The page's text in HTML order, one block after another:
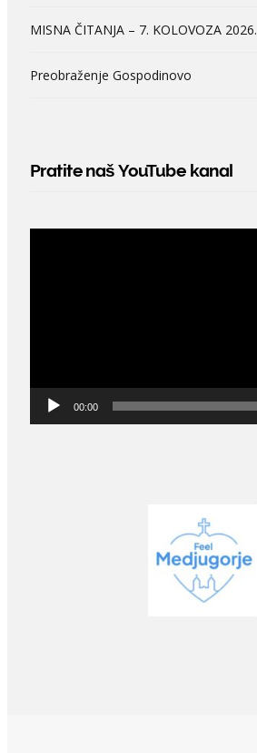
MISNA ČITANJA – 7. KOLOVOZA 2026.
Preobraženje Gospodinovo
Pratite naš YouTube kanal
00:00